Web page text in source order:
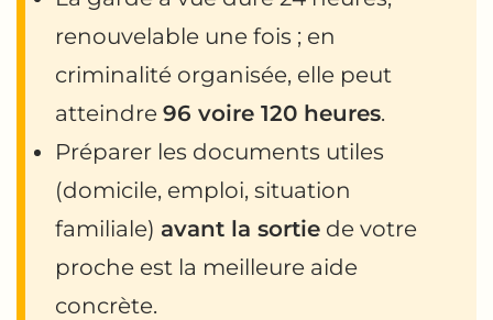
renouvelable une fois ; en
criminalité organisée, elle peut
atteindre 96 voire 120 heures.
Préparer les documents utiles
(domicile, emploi, situation
familiale) avant la sortie de votre
proche est la meilleure aide
concrète.